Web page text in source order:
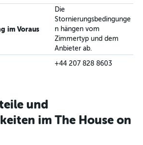
im Voraus
Die
Stornierungsbedingunge
n hängen vom
Zimmertyp und dem
Anbieter ab.
+44 207 828 8603
und
im The House on